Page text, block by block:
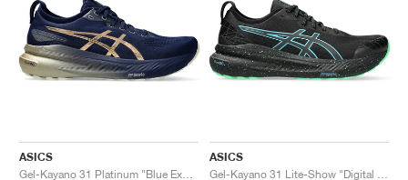
ASICS
ASICS